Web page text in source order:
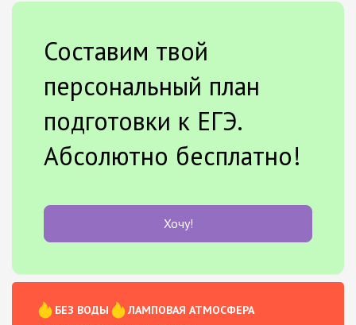
Составим твой
персональный план
подготовки к ЕГЭ.
Абсолютно бесплатно!
Хочу!
БЕЗ ВОДЫ
ЛАМПОВАЯ АТМОСФЕРА